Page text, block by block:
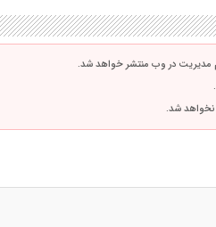
مدیریت در وب منتشر خواهد شد.
نخواهد شد.